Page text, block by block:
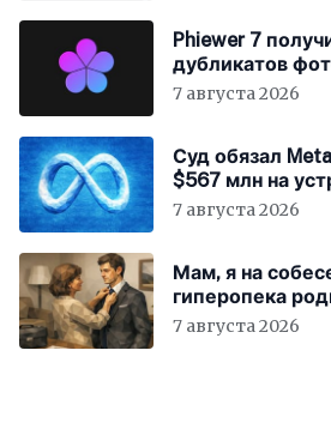
Phiewer 7
дубликатов
7 августа 2026
Суд обязал
$567 млн на
соцсетей
7 августа 2026
Мам, я на
гиперопека
«зумерам»
7 августа 2026